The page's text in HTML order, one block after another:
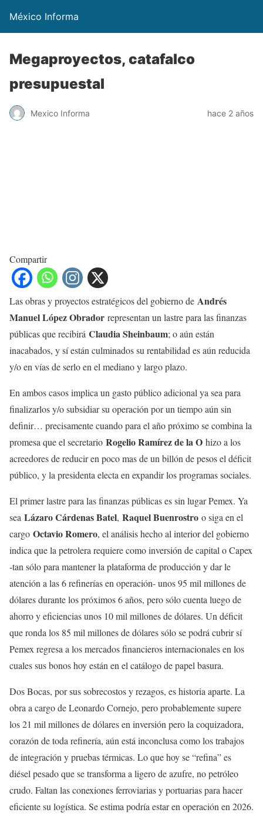
México Informa
Megaproyectos, catafalco
presupuestal
Mexico Informa hace 2 años
Compartir
Las obras y proyectos estratégicos del gobierno de Andrés
Manuel López Obrador representan un lastre para las finanzas
públicas que recibirá Claudia Sheinbaum; o aún están
inacabados, y sí están culminados su rentabilidad es aún reducida
y/o en vías de serlo en el mediano y largo plazo.
En ambos casos implica un gasto público adicional ya sea para
finalizarlos y/o subsidiar su operación por un tiempo aún sin
definir… precisamente cuando para el año próximo se combina la
promesa que el secretario Rogelio Ramírez de la O hizo a los
acreedores de reducir en poco mas de un billón de pesos el déficit
público, y la presidenta electa en expandir los programas sociales.
El primer lastre para las finanzas públicas es sin lugar Pemex. Ya
sea Lázaro Cárdenas Batel, Raquel Buenrostro o siga en el
cargo Octavio Romero, el análisis hecho al interior del gobierno
indica que la petrolera requiere como inversión de capital o Capex
-tan sólo para mantener la plataforma de producción y dar le
atención a las 6 refinerías en operación- unos 95 mil millones de
dólares durante los próximos 6 años, pero sólo cuenta luego de
ahorro y eficiencias unos 10 mil millones de dólares. Un déficit
que ronda los 85 mil millones de dólares sólo se podrá cubrir sí
Pemex regresa a los mercados financieros internacionales en los
cuales sus bonos hoy están en el catálogo de papel basura.
Dos Bocas, por sus sobrecostos y rezagos, es historia aparte. La
obra a cargo de Leonardo Cornejo, pero probablemente supere
los 21 mil millones de dólares en inversión pero la coquizadora,
corazón de toda refinería, aún está inconclusa como los trabajos
de integración y pruebas térmicas. Lo que hoy se “refina” es
diésel pesado que se transforma a ligero de azufre, no petróleo
crudo. Faltan las conexiones ferroviarias y portuarias para hacer
eficiente su logística. Se estima podría estar en operación en 2026.